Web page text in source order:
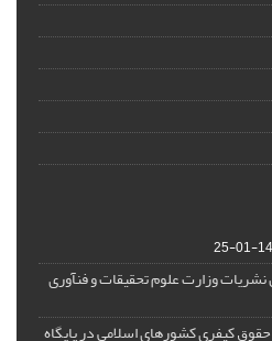
وزارت علوم تحقیقات و فنآوری
کیفری کشورهای اسلامی در پایگاه